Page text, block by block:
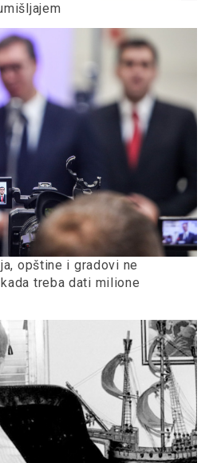
opštine i gradovi ne
treba dati milione